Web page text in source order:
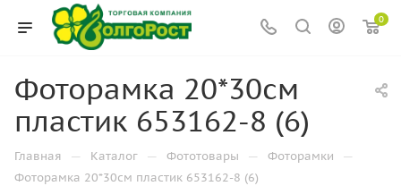
0
Фоторамка 20*30см
пластик 653162-8 (6)
Главная — Каталог — Фототовары — Фоторамки —
Фоторамка 20*30см пластик 653162-8 (6)